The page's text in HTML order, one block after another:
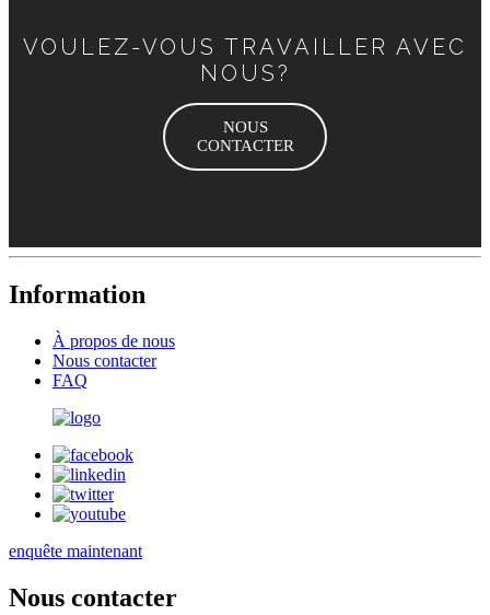
VOULEZ-VOUS TRAVAILLER AVEC
NOUS?
NOUS
CONTACTER
Information
À propos de nous
Nous contacter
FAQ
enquête maintenant
Nous contacter